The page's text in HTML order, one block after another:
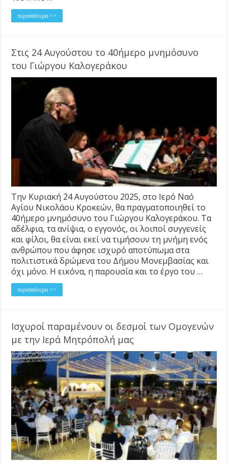
περισσότερα >>
Στις 24 Αυγούστου το 40ήμερο μνημόσυνο
του Γιώργου Καλογεράκου
Την Κυριακή 24 Αυγούστου 2025, στο Ιερό Ναό
Αγίου Νικολάου Κροκεών, θα πραγματοποιηθεί το
40ήμερο μνημόσυνο του Γιώργου Καλογεράκου. Τα
αδέλφια, τα ανίψια, ο εγγονός, οι λοιποί συγγενείς
και φίλοι, θα είναι εκεί να τιμήσουν τη μνήμη ενός
ανθρώπου που άφησε ισχυρό αποτύπωμα στα
πολιτιστικά δρώμενα του Δήμου Μονεμβασίας και
όχι μόνο. Η εικόνα, η παρουσία και το έργο του …
περισσότερα >>
Ισχυροί παραμένουν οι δεσμοί των Ομογενών
με την Ιερά Μητρόπολή μας